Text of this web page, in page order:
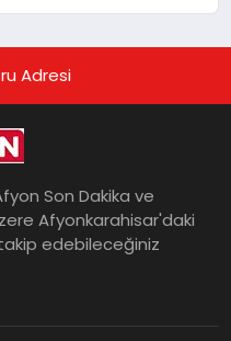
Adresi
Son Dakika ve
Afyonkarahisar'daki
edebileceğiniz